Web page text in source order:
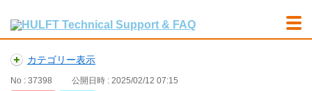
カテゴリー表示
No : 37398 公開日時 : 2025/02/12 07:15